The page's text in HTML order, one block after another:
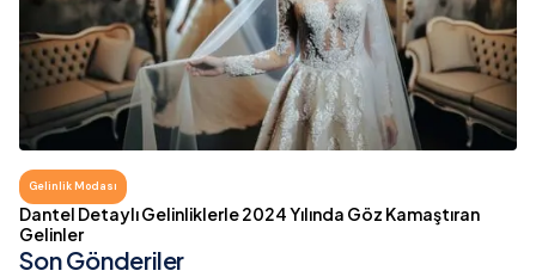
Gelinlik Modası
Dantel Detaylı Gelinliklerle 2024 Yılında Göz Kamaştıran
Gelinler
Son Gönderiler